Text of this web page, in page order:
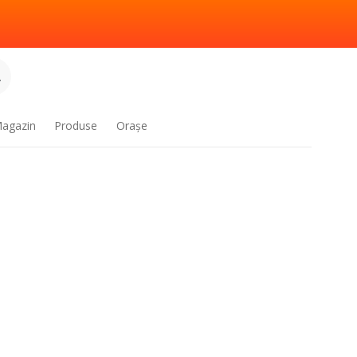
Produse Oraşe